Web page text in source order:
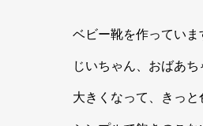
ベビー靴を作ってい
じいちゃん、おばあ
大きくなって、きっ